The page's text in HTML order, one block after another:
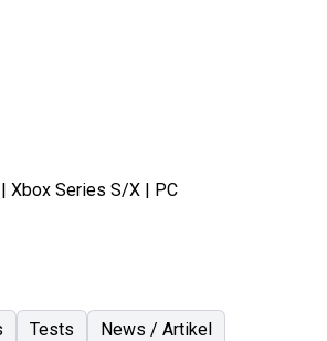
Xbox Series S/X | PC
Tests News / Artikel